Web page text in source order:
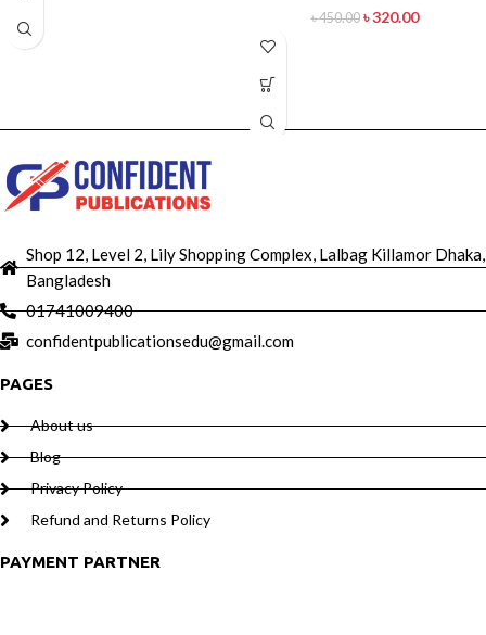
৳450.00 ৳320.00
Shop 12, Level 2, Lily Shopping Complex, Lalbag Killamor Dhaka,
Bangladesh
01741009400
confidentpublicationsedu@gmail.com
PAGES
About us
Blog
Privacy Policy
Refund and Returns Policy
PAYMENT PARTNER